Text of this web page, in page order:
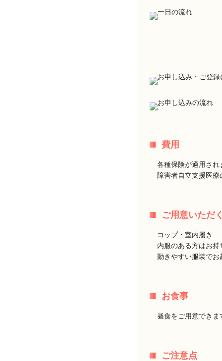
費用
各種保険が適用され
障害者自立支援医
ご用意いただ
コップ・室内履き
内服のある方はお持
動きやすい服装でお
お食事
昼食をご用意できま
ご注意点